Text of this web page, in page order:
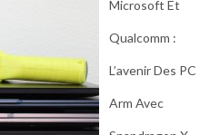
Microsoft Et
Qualcomm :
L’avenir Des PC
Arm Avec